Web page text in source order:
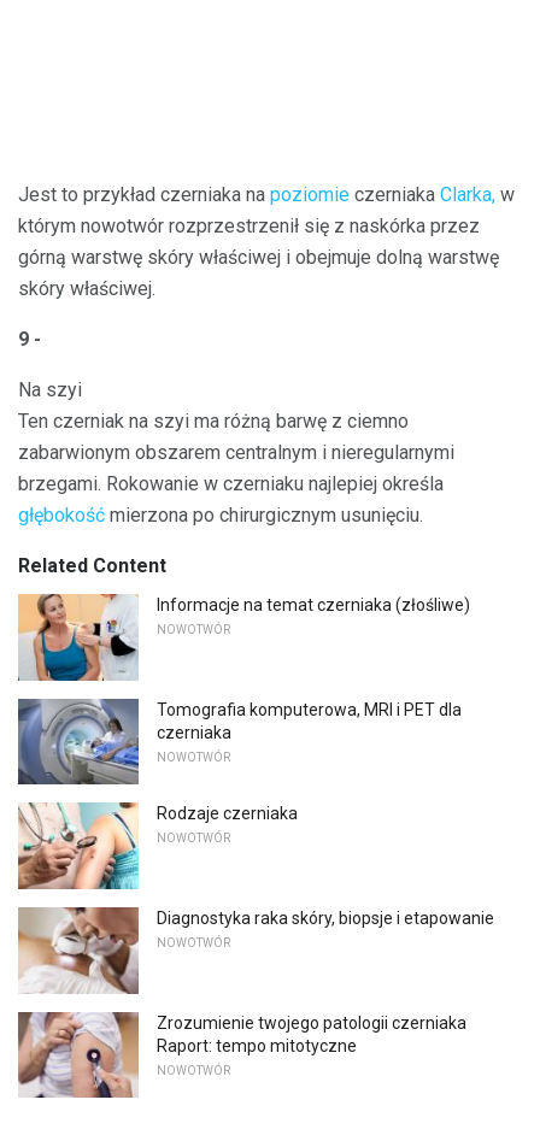
Jest to przykład czerniaka na poziomie czerniaka Clarka, w
którym nowotwór rozprzestrzenił się z naskórka przez
górną warstwę skóry właściwej i obejmuje dolną warstwę
skóry właściwej.
9 -
Na szyi
Ten czerniak na szyi ma różną barwę z ciemno
zabarwionym obszarem centralnym i nieregularnymi
brzegami. Rokowanie w czerniaku najlepiej określa
głębokość mierzona po chirurgicznym usunięciu.
Related Content
Informacje na temat czerniaka (złośliwe)
NOWOTWÓR
Tomografia komputerowa, MRI i PET dla
czerniaka
NOWOTWÓR
Rodzaje czerniaka
NOWOTWÓR
Diagnostyka raka skóry, biopsje i etapowanie
NOWOTWÓR
Zrozumienie twojego patologii czerniaka
Raport: tempo mitotyczne
NOWOTWÓR